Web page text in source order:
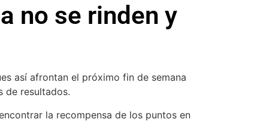
no se rinden y
así afrontan el próximo fin de semana
de resultados.
la recompensa de los puntos en